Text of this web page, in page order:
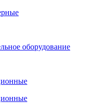
оборудование